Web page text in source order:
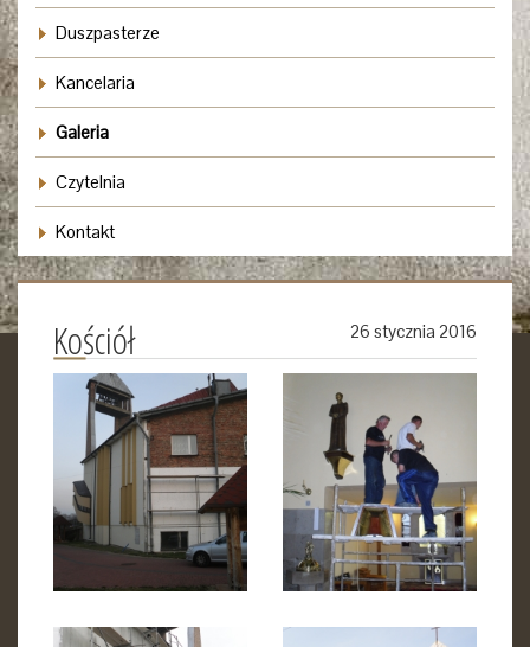
Duszpasterze
Kancelaria
Galeria
Czytelnia
Kontakt
26 stycznia 2016
Kościół